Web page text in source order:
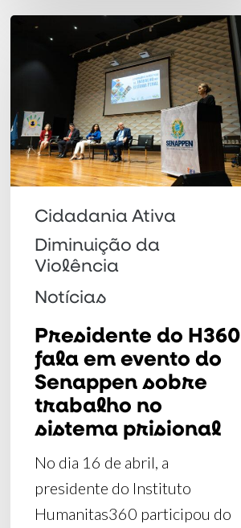
Presidente
em
evento
do
Senappen
trabalho
sistema
prisional
Cidadania Ativa
Diminuição da
Violência
Notícias
Presidente do H360
fala em evento do
Senappen sobre
trabalho no
sistema prisional
No dia 16 de abril, a
presidente do Instituto
Humanitas360 participou do